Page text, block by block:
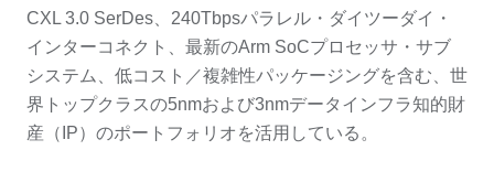
CXL 3.0 SerDes、240Tbpsパラレル・ダイツーダイ・
インターコネクト、最新のArm SoCプロセッサ・サブ
システム、低コスト／複雑性パッケージングを含む、世
界トップクラスの5nmおよび3nmデータインフラ知的財
産（IP）のポートフォリオを活用している。